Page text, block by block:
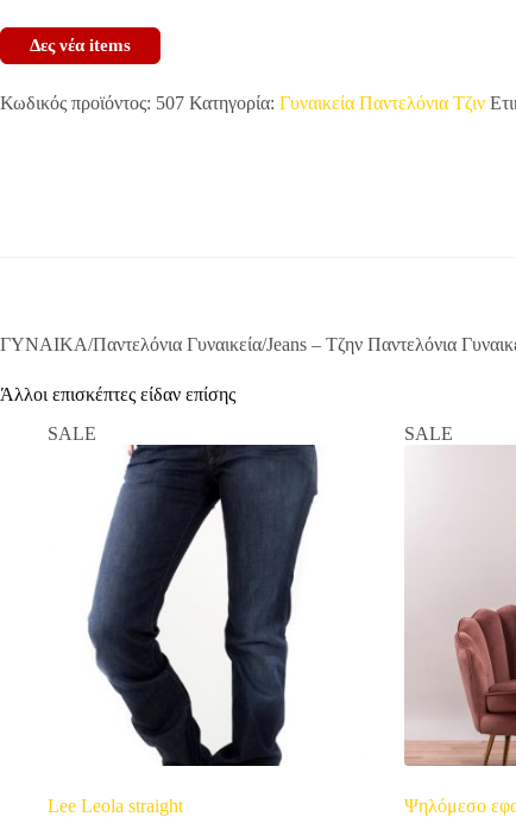
Δες νέα items
Κωδικός προϊόντος: 507 Κατηγορία: Γυναικεία Παντελόνια Τζιν
ΓΥΝΑΙΚΑ/Παντελόνια Γυναικεία/Jeans – Τζην Παντελόνια
Άλλοι επισκέπτες είδαν επίσης
SALE
Lee Leola straight
SALE
Ψηλόμεσο